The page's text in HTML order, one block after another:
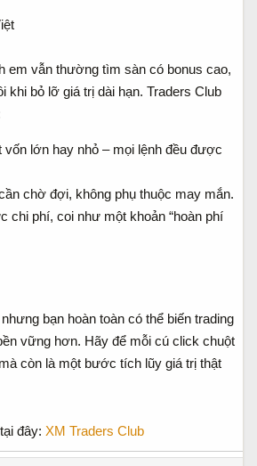
em vẫn thường tìm sàn có bonus cao,
khi bỏ lỡ giá trị dài hạn. Traders Club
vốn lớn hay nhỏ – mọi lệnh đều được
chờ đợi, không phụ thuộc may mắn.
chi phí, coi như một khoản “hoàn phí
bạn hoàn toàn có thể biến trading
vững hơn. Hãy để mỗi cú click chuột
còn là một bước tích lũy giá trị thật
đây: XM Traders Club